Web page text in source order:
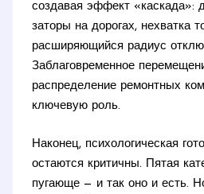
создавая эффект «каскада»:
заторы на дорогах, нехватка
расширяющийся радиус
Заблаговременное
распределение ремонтных
ключевую роль.
Наконец, психологическая
остаются критичны. Пятая
пугающе — и так оно и есть.